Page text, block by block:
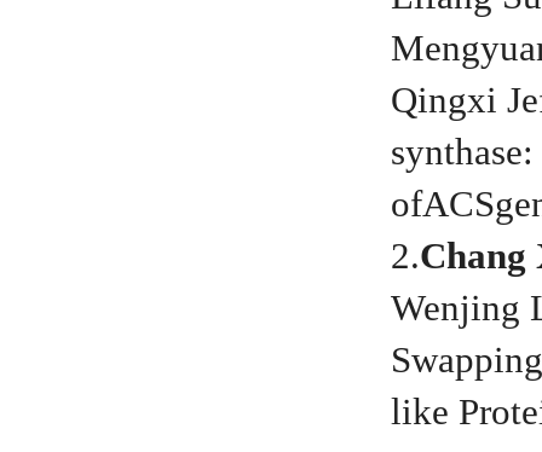
Qingxi
ofACS
2.Chang
Wenjing
like